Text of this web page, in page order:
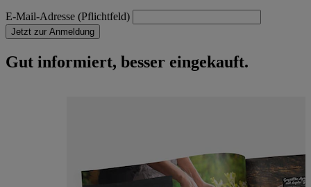
E-Mail-Adresse (Pflichtfeld)
Jetzt zur Anmeldung
Gut informiert, besser eingekauft.